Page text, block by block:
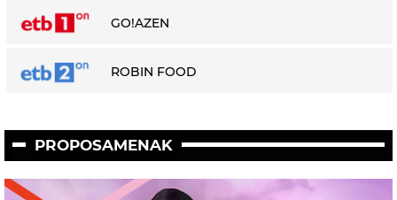
GO!AZEN
ROBIN FOOD
PROPOSAMENAK